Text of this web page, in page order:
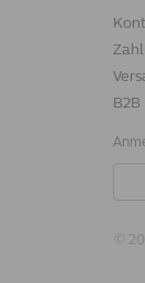
B2B
©